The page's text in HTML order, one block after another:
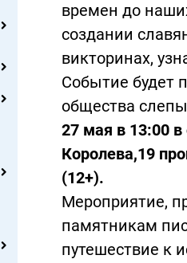
времен до
создании
викторинах,
Событие будет
общества
27 мая в 13:00
Королева,19
(12+).
Мероприятие,
памятникам
путешествие к